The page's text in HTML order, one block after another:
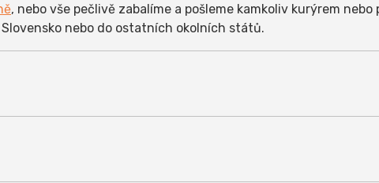
, nebo vše pečlivě zabalíme a pošleme kamkoliv kurýrem nebo
nebo do ostatních okolních států.
výrobců - naše polepy prostě drží a jsou kvalitní :-) Polepy